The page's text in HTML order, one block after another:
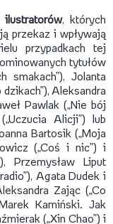
ilustratorów, których
przekaz i wpływają
przypadkach tej
tytułów
smakach”), Jolanta
Aleksandra
Pawlak („Nie bój
Alicji”) lub
Bartosik („Moja
(„Coś i nic”) i
Przemysław Liput
Agata Dudek i
Zając („Co
Kamiński. Jak
(„Xin Chao”) i